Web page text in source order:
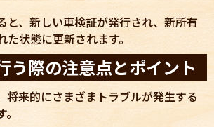
と、新しい車検証が発行され、新所有
状態に更新されます。
う際の注意点とポイント
将来的にさまざまトラブルが発生する